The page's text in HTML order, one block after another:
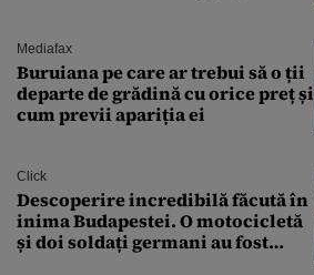
Mediafax
Buruiana pe care ar trebui să o ții
departe de grădină cu orice preț și
cum previi apariția ei
Click
Descoperire incredibilă făcută în
inima Budapestei. O motocicletă
și doi soldați germani au fost